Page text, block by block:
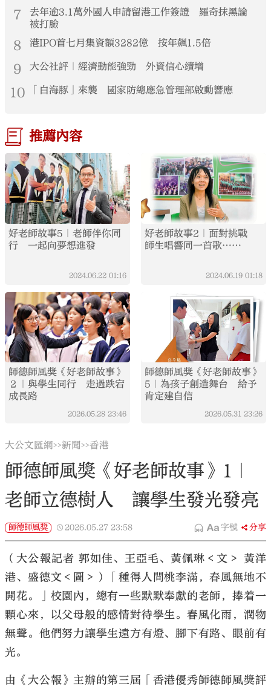
7
去年逾3.1萬外國人申請留港工作簽證 羅奇抹黑論
被打臉
8 港IPO首七月集資額3282億 按年飆1.5倍
9 大公社評｜經濟動能強勁 外資信心續增
10 「白海豚」來襲 國家防總應急管理部啟動響應
推薦內容
好老師故事5｜老師伴你同
行 一起向夢想進發
2024.06.22 01:16
好老師故事2｜面對挑戰
師生唱響同一首歌……
2024.06.19 01:18
師德師風獎《好老師故事》
２｜與學生同行 走過跌宕
成長路
2026.05.28 23:46
師德師風獎《好老師故事》
5｜為孩子創造舞台 給予
肯定建自信
2026.05.31 23:26
大公文匯網>>新聞>>香港
師德師風獎《好老師故事》1｜
老師立德樹人 讓學生發光發亮
師德師風獎 2026.05.27 23:58 字號 分享
（大公報記者 郭如佳、王亞毛、黃佩琳＜文＞ 黃洋
港、盛德文＜圖＞）「種得人間桃李滿，春風無地不
開花。」校園內，總有一些默默奉獻的老師，捧着一
顆心來，以父母般的感情對待學生。春風化雨，潤物
無聲。他們努力讓學生遠方有燈、腳下有路、眼前有
光。
由《大公報》主辦的第三屆「香港優秀師德師風獎評